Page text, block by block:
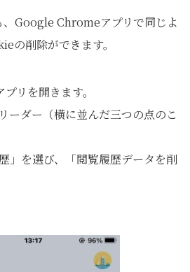
Google Chromeアプリで同じよ
の削除ができます。
リを開きます。
ーダー（横に並んだ三つの点のこ
」を選び、「閲覧履歴データを削